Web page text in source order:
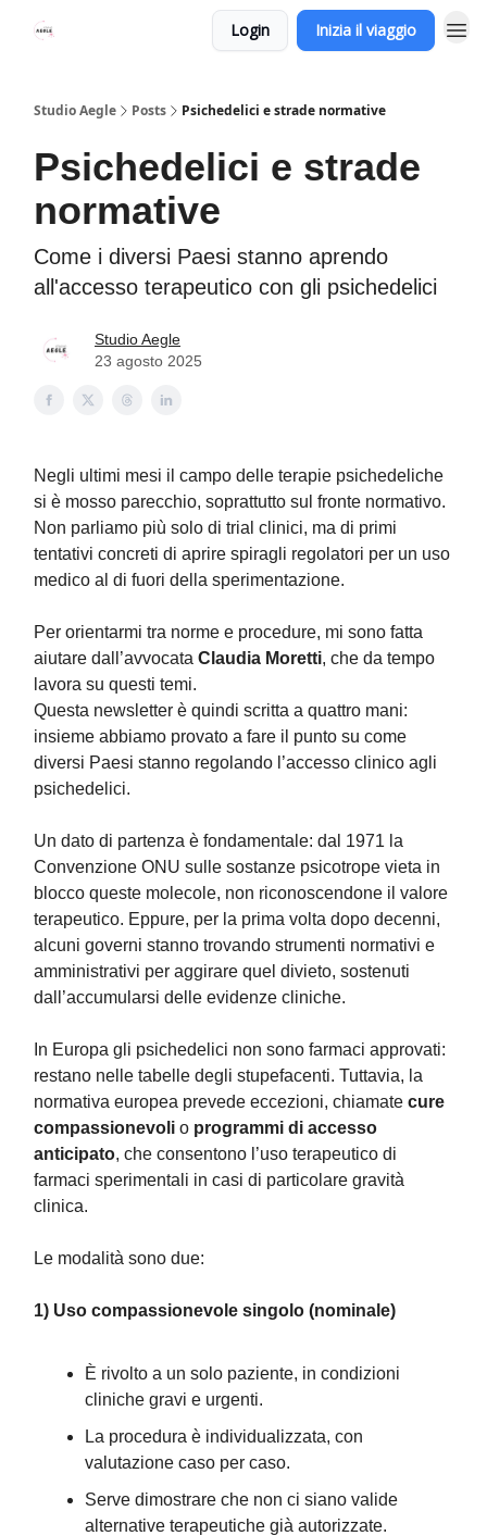
Login Inizia il viaggio
Studio Aegle Posts Psichedelici e strade normative
Psichedelici e strade
normative
Come i diversi Paesi stanno aprendo
all'accesso terapeutico con gli psichedelici
Studio Aegle
23 agosto 2025
Negli ultimi mesi il campo delle terapie psichedeliche
si è mosso parecchio, soprattutto sul fronte normativo.
Non parliamo più solo di trial clinici, ma di primi
tentativi concreti di aprire spiragli regolatori per un uso
medico al di fuori della sperimentazione.
Per orientarmi tra norme e procedure, mi sono fatta
aiutare dall’avvocata Claudia Moretti, che da tempo
lavora su questi temi.
Questa newsletter è quindi scritta a quattro mani:
insieme abbiamo provato a fare il punto su come
diversi Paesi stanno regolando l’accesso clinico agli
psichedelici.
Un dato di partenza è fondamentale: dal 1971 la
Convenzione ONU sulle sostanze psicotrope vieta in
blocco queste molecole, non riconoscendone il valore
terapeutico. Eppure, per la prima volta dopo decenni,
alcuni governi stanno trovando strumenti normativi e
amministrativi per aggirare quel divieto, sostenuti
dall’accumularsi delle evidenze cliniche.
In Europa gli psichedelici non sono farmaci approvati:
restano nelle tabelle degli stupefacenti. Tuttavia, la
normativa europea prevede eccezioni, chiamate cure
compassionevoli o programmi di accesso
anticipato, che consentono l’uso terapeutico di
farmaci sperimentali in casi di particolare gravità
clinica.
Le modalità sono due:
1) Uso compassionevole singolo (nominale)
È rivolto a un solo paziente, in condizioni
cliniche gravi e urgenti.
La procedura è individualizzata, con
valutazione caso per caso.
Serve dimostrare che non ci siano valide
alternative terapeutiche già autorizzate.